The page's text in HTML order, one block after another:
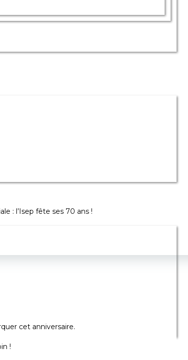
: l’Isep fête ses 70 ans !
cet anniversaire.
!